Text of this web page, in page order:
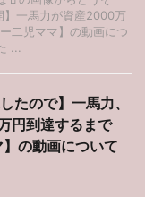
一馬力が資産2000万
二児ママ】の動画につ
...
たので】一馬力、
円到達するまで
】の動画について